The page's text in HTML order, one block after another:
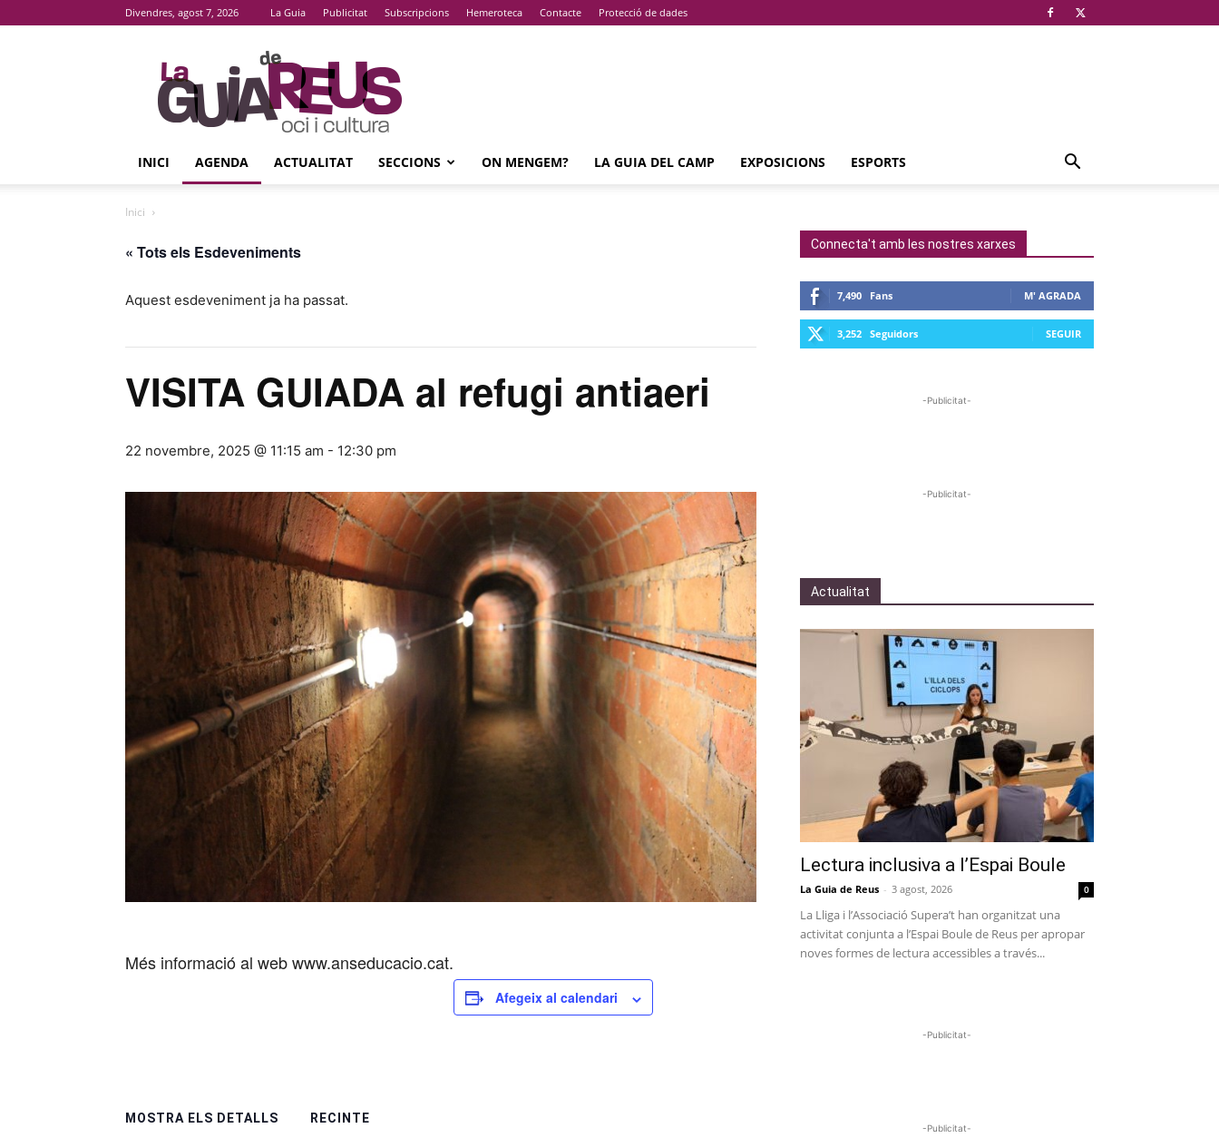
Divendres, agost 7, 2026 La Guia Publicitat Subscripcions Hemeroteca Contacte Protecció de dades
La
Guia
De
Reus
INICI AGENDA ACTUALITAT SECCIONS ON MENGEM? LA GUIA DEL CAMP EXPOSICIONS ESPORTS
Inici
« Tots els Esdeveniments
Aquest esdeveniment ja ha passat.
VISITA GUIADA al refugi antiaeri
22 novembre, 2025 @ 11:15 am - 12:30 pm
Més informació al web www.anseducacio.cat.
Afegeix al calendari
MOSTRA ELS DETALLS RECINTE
Connecta't amb les nostres xarxes
7,490 Fans M' AGRADA
3,252 Seguidors SEGUIR
-Publicitat-
-Publicitat-
Actualitat
Lectura inclusiva a l’Espai Boule
La Guia de Reus - 3 agost, 2026 0
La Lliga i l’Associació Supera’t han organitzat una
activitat conjunta a l’Espai Boule de Reus per apropar
noves formes de lectura accessibles a través...
-Publicitat-
-Publicitat-